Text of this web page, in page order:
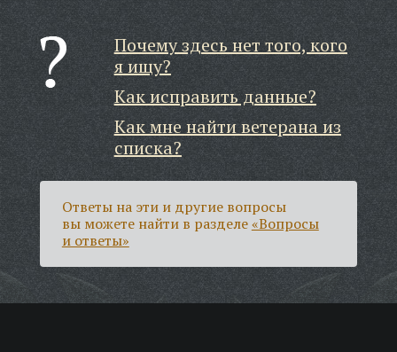
Почему здесь нет того, кого
я ищу?
Как исправить данные?
Как мне найти ветерана из
списка?
Ответы на эти и другие вопросы
вы можете найти в разделе«Вопросы
и ответы»